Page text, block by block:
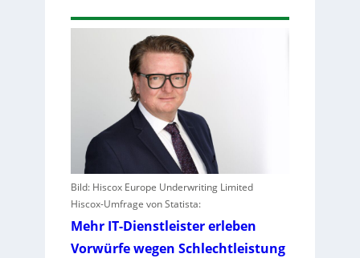
Bild: Hiscox Europe Underwriting Limited
Hiscox-Umfrage von Statista:
Mehr IT-Dienstleister erleben
Vorwürfe wegen Schlechtleistung